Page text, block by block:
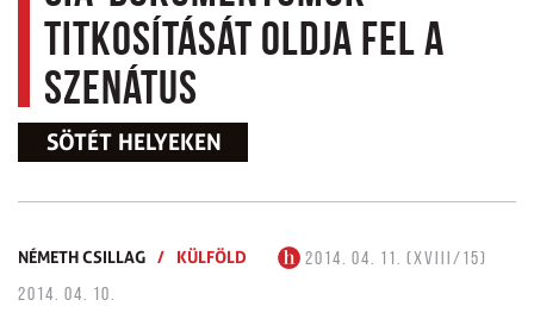
titkosítását oldja fel a
szenátus
SÖTÉT HELYEKEN
NÉMETH CSILLAG / KÜLFÖLD
2014. 04. 11. (XVIII/15)
2014. 04. 10.